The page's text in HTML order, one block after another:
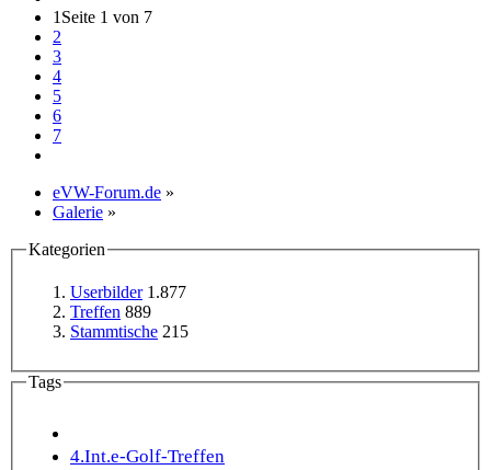
1 Seite 1 von 7
2
3
4
5
6
7
eVW-Forum.de »
Galerie »
Kategorien
Userbilder 1.877
Treffen 889
Stammtische 215
Tags
4.Int.e-Golf-Treffen